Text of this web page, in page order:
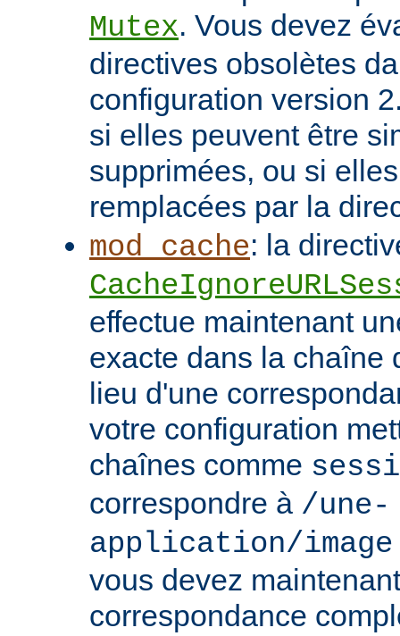
Mutex. Vous devez
directives obsolètes
configuration version
si elles peuvent être
supprimées, ou si
remplacées par la
mod_cache: la
effectue maintenant
exacte dans la chaîne
lieu d'une
votre configuration
chaînes comme
correspondre à /une-
application/
vous devez
correspondance